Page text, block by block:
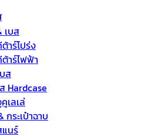
เบส
าร์โปร่ง
ต้าร์ไฟฟ้า
ส
Hardcase
เลเล่
กระเป๋าฉาบ
แนร์